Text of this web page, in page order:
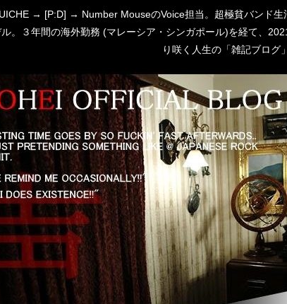
→ [P:D] → Number MouseのVoice担当。超極貧バンド
。３年間の海外勤務 (マレーシア・シンガポール)を経て、
り咲く人生の「雑記ブログ」